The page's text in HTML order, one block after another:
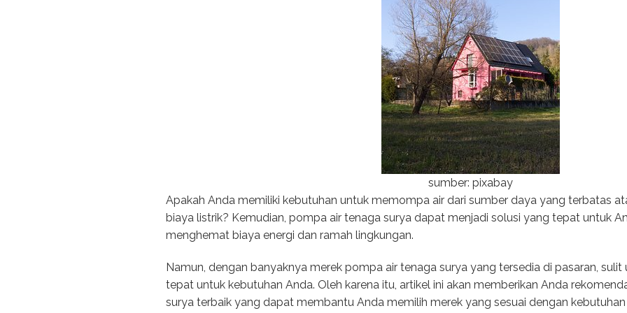
sumber: pixabay
Apakah Anda memiliki kebutuhan untuk memompa air dari sumber daya yang terbatas
biaya listrik? Kemudian, pompa air tenaga surya dapat menjadi solusi yang tepat untuk
menghemat biaya energi dan ramah lingkungan.
Namun, dengan banyaknya merek pompa air tenaga surya yang tersedia di pasaran,
tepat untuk kebutuhan Anda. Oleh karena itu, artikel ini akan memberikan Anda
surya terbaik yang dapat membantu Anda memilih merek yang sesuai dengan